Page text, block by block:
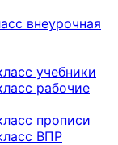
внеурочная
учебники
рабочие
прописи
ВПР